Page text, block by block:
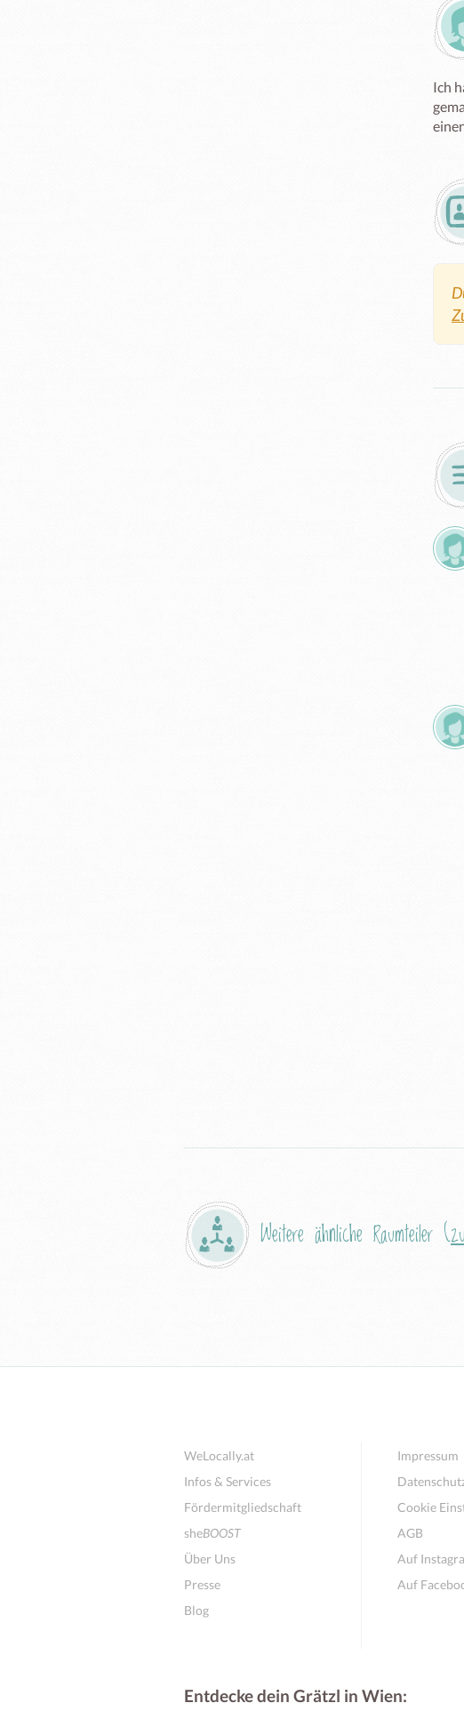
Ich
Weitere ähnliche Raumteiler (
WeLocally.at
Infos & Services
Fördermitgliedschaft
sheBOOST
Über Uns
Presse
Blog
Impressum
Cookie
AGB
Auf
Auf
Entdecke dein Grätzl in Wien: